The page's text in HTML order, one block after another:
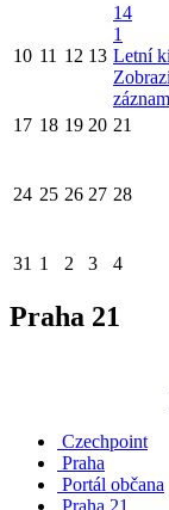
10 11 12 13
14
1
Letní
17 18 19 20 21
24 25 26 27 28
31 1 2 3 4
Praha 21
Czechpoint
Praha
Portál občana